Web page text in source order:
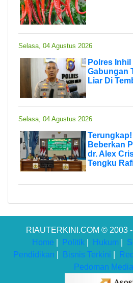
Selasa, 04 Agustus 2026
Polres
Gabungan
Liar Di
Selasa, 04 Agustus 2026
Beberkan
dr. Alex
Tengku
RIAUTERKINI.COM © 2003
Home
Politik Hukum
Pendidikan
Bisnis Terkini
Pedoman